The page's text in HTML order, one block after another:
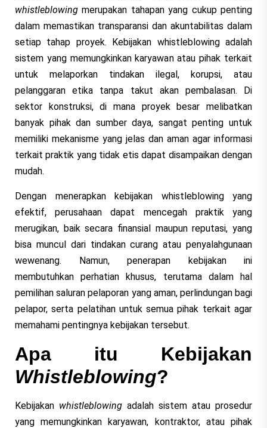
whistleblowingmerupakan tahapan yang cukup penting
dalam memastikan transparansi dan akuntabilitas dalam
setiap tahap proyek. Kebijakan whistleblowing adalah
sistem yang memungkinkan karyawan atau pihak terkait
untuk melaporkan tindakan ilegal, korupsi, atau
pelanggaran etika tanpa takut akan pembalasan. Di
sektor konstruksi, di mana proyek besar melibatkan
banyak pihak dan sumber daya, sangat penting untuk
memiliki mekanisme yang jelas dan aman agar informasi
terkait praktik yang tidak etis dapat disampaikan dengan
mudah.
Dengan menerapkan kebijakan whistleblowing yang
efektif, perusahaan dapat mencegah praktik yang
merugikan, baik secara finansial maupun reputasi, yang
bisa muncul dari tindakan curang atau penyalahgunaan
wewenang. Namun, penerapan kebijakan ini
membutuhkan perhatian khusus, terutama dalam hal
pemilihan saluran pelaporan yang aman, perlindungan bagi
pelapor, serta pelatihan untuk semua pihak terkait agar
memahami pentingnya kebijakan tersebut.
Apa itu Kebijakan
Whistleblowing?
Kebijakan whistleblowing adalah sistem atau prosedur
yang memungkinkan karyawan, kontraktor, atau pihak